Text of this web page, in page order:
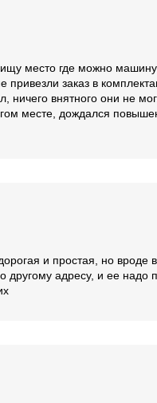
место где можно
привезли заказ в
внятного они не
месте, дождался
и простая, но вроде
адресу, и ее надо